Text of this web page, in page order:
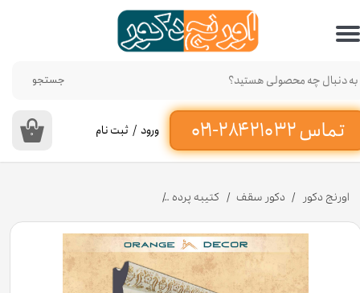
تماس ۳۲ ۲۱۰ ۲۸۴-۰۲۱‌
جستجو
۰ ورود / ثبت نام
حساب کاربری من
تغییر گذر واژه
سفارشات
خروج از حساب کاربری
اورنج دکور دکور سقف کتیبه پرده